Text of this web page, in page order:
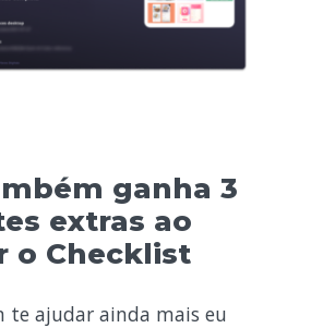
ganha 3
extras ao
o Checklist
te ajudar ainda mais eu